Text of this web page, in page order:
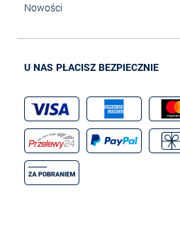
Nowości
U NAS PŁACISZ BEZPIECZNIE